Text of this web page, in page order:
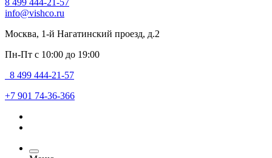
8 499 444-21-57
info@vishco.ru
Москва, 1-й Нагатинский проезд, д.2
Пн-Пт с 10:00 до 19:00
8 499 444-21-57
+7 901 74-36-366